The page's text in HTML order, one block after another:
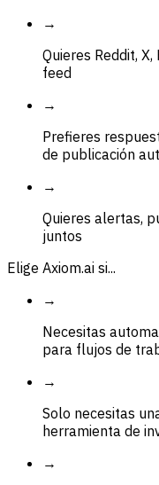
→
Quieres Reddit,
feed
→
Prefieres
de publicación
→
Quieres alertas,
juntos
Elige Axiom.ai si...
→
Necesitas
para flujos de
→
Solo necesitas
herramienta de
→